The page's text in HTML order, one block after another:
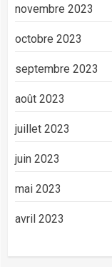
novembre 2023
octobre 2023
septembre 2023
août 2023
juillet 2023
juin 2023
mai 2023
avril 2023